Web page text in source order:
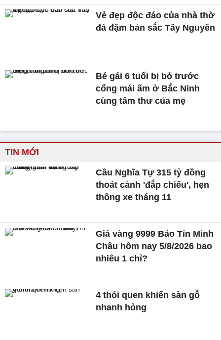
Vẻ đẹp độc đáo của nhà thờ
đá đậm bản sắc Tây Nguyên
Bé gái 6 tuổi bị bỏ trước
cổng mái ấm ở Bắc Ninh
cùng tâm thư của mẹ
TIN MỚI
Cầu Nghĩa Tự 315 tỷ đồng
thoát cảnh 'đắp chiếu', hẹn
thông xe tháng 11
Giá vàng 9999 Bảo Tín Minh
Châu hôm nay 5/8/2026 bao
nhiêu 1 chỉ?
4 thói quen khiến sàn gỗ
nhanh hỏng